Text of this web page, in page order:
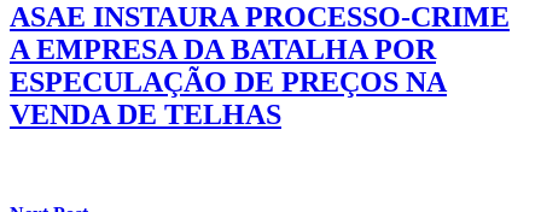
ASAE INSTAURA PROCESSO-CRIME
A EMPRESA DA BATALHA POR
ESPECULAÇÃO DE PREÇOS NA
VENDA DE TELHAS